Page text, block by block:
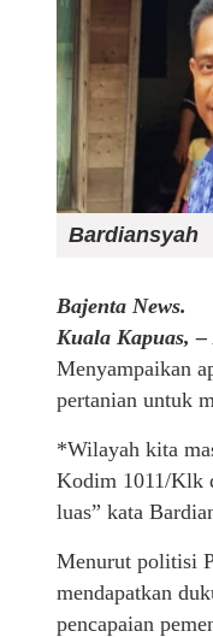
Bardiansyah
Bajenta News.
Kuala Kapuas, –
Menyampaikan
pertanian untuk
*Wilayah kita
Kodim 1011/Klk
luas” kata
Menurut politisi
mendapatkan
pencapaian